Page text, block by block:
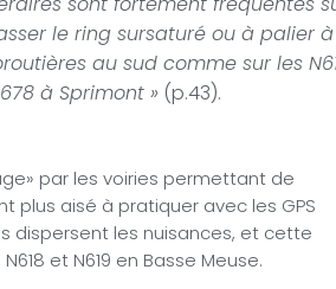
le ring sursaturé ou à palier à
au sud comme sur les
à Sprimont » (p.43).
par les voiries permettant de
plus aisé à pratiquer avec les GPS
dispersent les nuisances, et cette
et N619 en Basse Meuse.